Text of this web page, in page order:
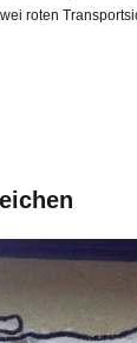
roten